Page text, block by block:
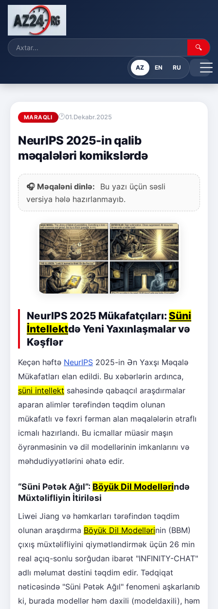
🔍
AZ EN RU
MARAQLI 01.Dekabr.2025
NeurIPS 2025-in qalib
məqalələri komikslərdə
🎧 Məqaləni dinlə:
Bu yazı üçün səsli
versiya hələ hazırlanmayıb.
NeurIPS 2025 Mükafatçıları: Süni
İntellektdə Yeni Yaxınlaşmalar və
Kəşflər
Keçən həftə NeurIPS 2025-in Ən Yaxşı Məqalə
Mükafatları elan edildi. Bu xəbərlərin ardınca,
süni intellekt sahəsində qabaqcıl araşdırmalar
aparan alimlər tərəfindən təqdim olunan
mükafatlı və fəxri fərman alan məqalələrin ətraflı
icmalı hazırlandı. Bu icmallar müasir maşın
öyrənməsinin və dil modellərinin imkanlarını və
məhdudiyyətlərini əhatə edir.
“Süni Pətək Ağıl”: Böyük Dil Modellərində
Müxtəlifliyin İtiriləsi
Liwei Jiang və həmkarları tərəfindən təqdim
olunan araşdırma Böyük Dil Modellərinin (BBM)
çıxış müxtəlifliyini qiymətləndirmək üçün 26 min
real açıq-sonlu sorğudan ibarət "INFINITY-CHAT"
adlı məlumat dəstini təqdim edir. Tədqiqat
nəticəsində "Süni Pətək Ağıl" fenomeni aşkarlanıb
ki, burada modellər həm daxili (modeldaxili), həm